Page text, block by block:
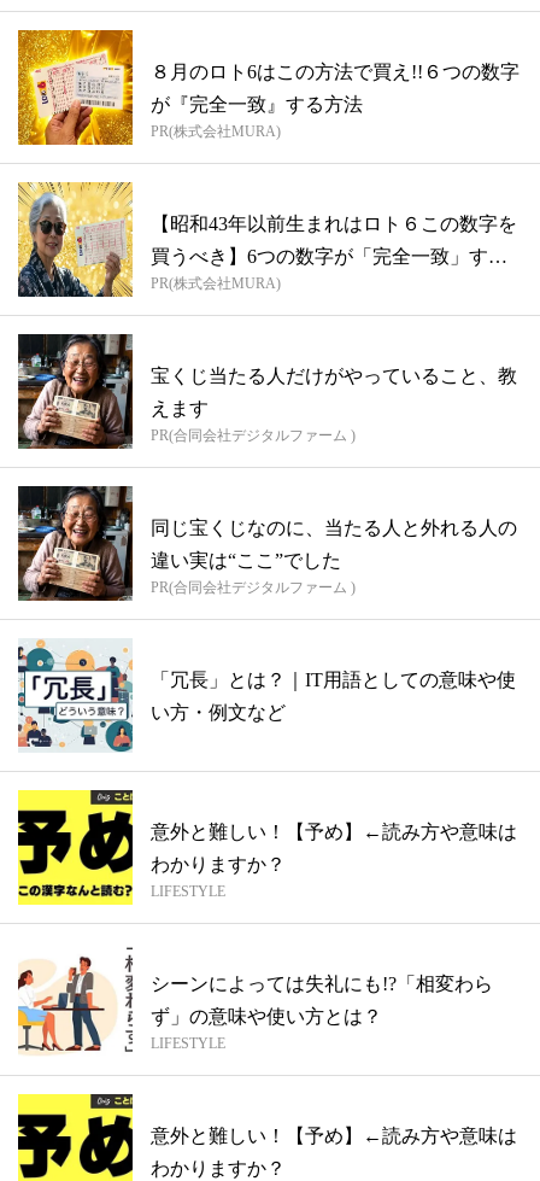
８月のロト6はこの方法で買え!!６つの数字
が『完全一致』する方法
PR(株式会社MURA)
【昭和43年以前生まれはロト６この数字を
買うべき】6つの数字が「完全一致」する
方...
PR(株式会社MURA)
宝くじ当たる人だけがやっていること、教
えます
PR(合同会社デジタルファーム )
同じ宝くじなのに、当たる人と外れる人の
違い実は“ここ”でした
PR(合同会社デジタルファーム )
「冗長」とは？｜IT用語としての意味や使
い方・例文など
意外と難しい！【予め】←読み方や意味は
わかりますか？
LIFESTYLE
シーンによっては失礼にも!?「相変わら
ず」の意味や使い方とは？
LIFESTYLE
意外と難しい！【予め】←読み方や意味は
わかりますか？